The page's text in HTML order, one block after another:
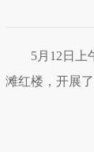
5月12日上
滩红楼，开展